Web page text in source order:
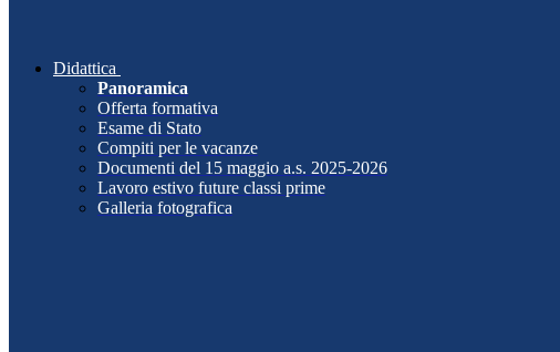
Didattica
Panoramica
Offerta formativa
Esame di Stato
Compiti per le vacanze
Documenti del 15 maggio a.s. 2025-2026
Lavoro estivo future classi prime
Galleria fotografica